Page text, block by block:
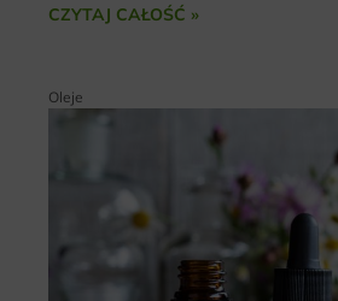
CZYTAJ CAŁOŚĆ »
Oleje